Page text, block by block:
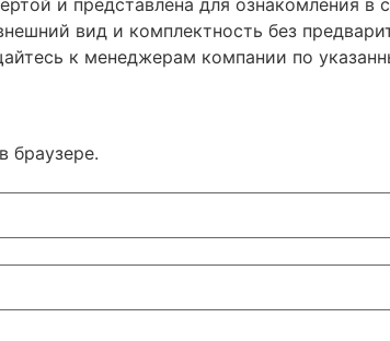
и представлена для ознакомления
вид и комплектность без
к менеджерам компании по
браузере.